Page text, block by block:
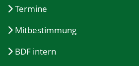
Termine
Mitbestimmung
BDF intern